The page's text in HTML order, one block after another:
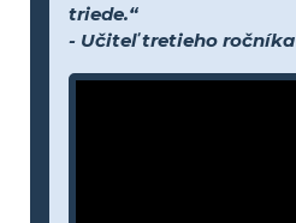
triede.“
- Učiteľ tretieho ročníka